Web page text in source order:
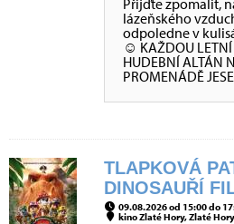
Přijďte zpomalit,
lázeňského
odpoledne v
☺ KAŽDOU
HUDEBNÍ ALTÁN
PROMENÁDĚ
TLAPKOVÁ
DINOSAUŘÍ
09.08.2026 od 15:00 do
kino Zlaté Hory, Zlaté